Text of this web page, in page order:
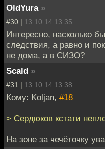
OldYura »
#30 | 13.10.14 13:35
Интересно, насколько
следствия, а равно и
не дома, а в СИЗО?
Scald »
#31 | 13.10.14 13:38
Кому: Koljan, #18
> Сердюков кстати
На зоне за чечёточку